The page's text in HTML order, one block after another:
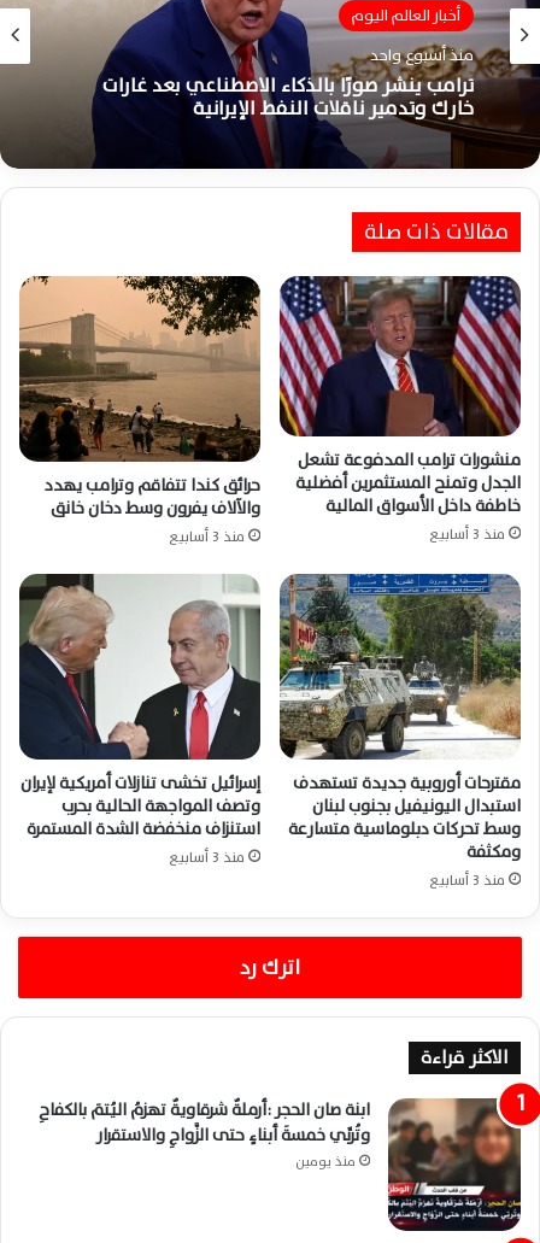
أخبار العالم اليوم
منذ أسبوع واحد
ترامب ينشر صورًا بالذكاء الاصطناعي بعد غارات
خارك وتدمير ناقلات النفط الإيرانية
مقالات ذات صلة
منشورات ترامب المدفوعة تشعل
الجدل وتمنح المستثمرين أفضلية
خاطفة داخل الأسواق المالية
منذ 3 أسابيع
حرائق كندا تتفاقم وترامب يهدد
والآلاف يفرون وسط دخان خانق
منذ 3 أسابيع
مقترحات أوروبية جديدة تستهدف
استبدال اليونيفيل بجنوب لبنان
وسط تحركات دبلوماسية متسارعة
ومكثفة
منذ 3 أسابيع
إسرائيل تخشى تنازلات أمريكية لإيران
وتصف المواجهة الحالية بحرب
استنزاف منخفضة الشدة المستمرة
منذ 3 أسابيع
اترك رد
الاكثر قراءة
ابنة صان الحجر :أرملةٌ شرقاويةٌ تهزمُ اليُتمَ بالكفاحِ
وتُربِّي خمسةَ أبناءٍ حتى الزَّواجِ والاستقرار
منذ يومين